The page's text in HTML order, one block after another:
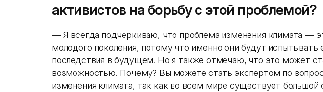
активистов на борьбу с этой проблемой?
— Я всегда подчеркиваю, что проблема изменения климата —
молодого поколения, потому что именно они будут испытывать
последствия в будущем. Но я также отмечаю, что это может
возможностью. Почему? Вы можете стать экспертом по
изменения климата, так как во всем мире существует большой